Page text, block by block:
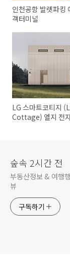
인천공항 발렛파킹
객터미널
LG 스마트코티지
Cottage) 엘지 전
숲속 2시간 전
부동산정보 & 여행
뷰
구독하기